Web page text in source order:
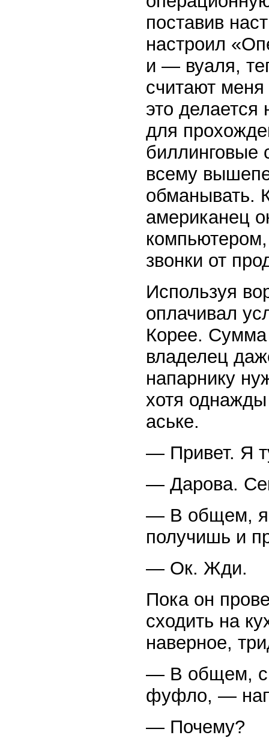
поставив
настроил
и — вуаля,
считают
это делается
для
биллинговые
всему
обманывать.
американец
звонки от
Используя
оплачивал
Корее.
владелец
напарнику
хотя однажды
аське.
— Привет. Я
— Дарова.
— В общем, я
получишь и
— Ок. Жди.
Пока он
сходить на
наверное,
— В общем,
фуфло, —
— Почему?